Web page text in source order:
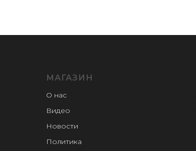
МАГАЗИН
О нас
Видео
Новости
Политика